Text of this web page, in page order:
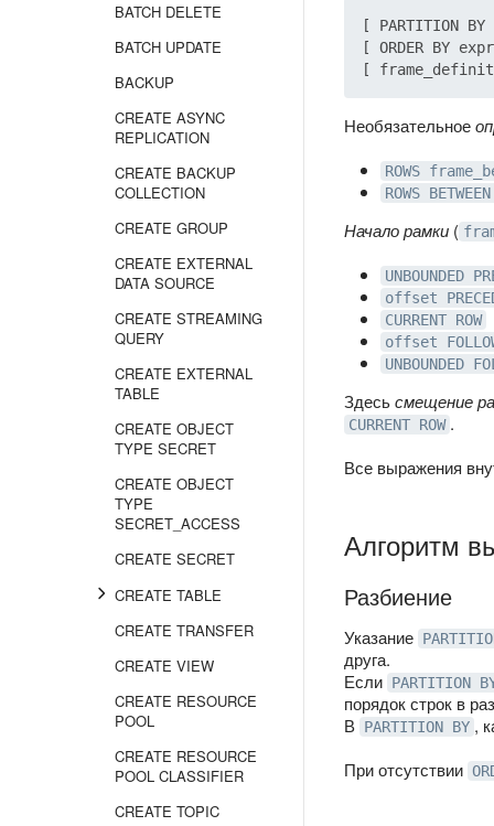
BATCH DELETE
BATCH UPDATE
BACKUP
CREATE ASYNC
REPLICATION
CREATE BACKUP
COLLECTION
CREATE GROUP
CREATE EXTERNAL
DATA SOURCE
CREATE STREAMING
QUERY
CREATE EXTERNAL
TABLE
CREATE OBJECT
TYPE SECRET
CREATE OBJECT
TYPE
SECRET_ACCESS
CREATE SECRET
CREATE TABLE
CREATE TRANSFER
CREATE VIEW
CREATE RESOURCE
POOL
CREATE RESOURCE
POOL CLASSIFIER
CREATE TOPIC
[ PARTITION
[ ORDER BY
Необязательное
ROWS
ROWS
Начало рамки (
UNBOUNDED
offset
CURRENT ROW
offset
UNBOUNDED
Здесьсмещение
CURRENT ROW .
Все выражения
Алгоритм
Разбиение
Указание
друга.
Если PARTITION
порядок строк в
В PARTITION BY ,
При отсутствии